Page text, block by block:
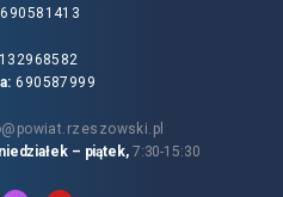
690581413
690587999
– piątek, 7:30-15:30